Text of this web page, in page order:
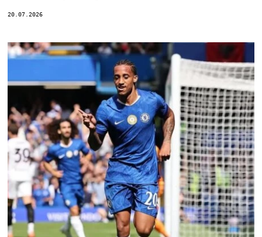
20.07.2026